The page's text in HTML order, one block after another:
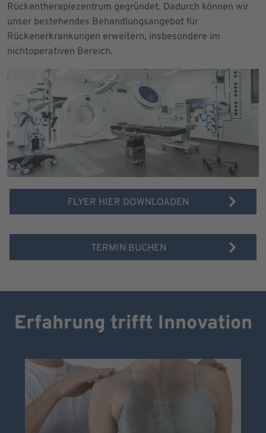
Rückentherapiezentrum gegründet. Dadurch können wir
unser bestehendes Behandlungsangebot für
Rückenerkrankungen erweitern, insbesondere im
nichtoperativen Bereich.
FLYER HIER DOWNLOADEN
TERMIN BUCHEN
Erfahrung trifft Innovation